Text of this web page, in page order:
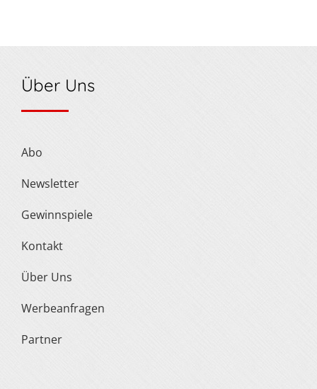
Über Uns
Abo
Newsletter
Gewinnspiele
Kontakt
Über Uns
Werbeanfragen
Partner